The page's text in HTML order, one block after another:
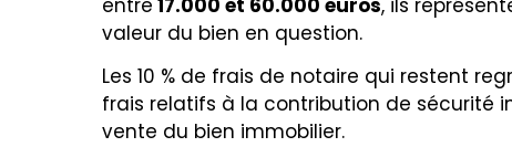
valeur du bien en question.
Les 10 % de frais de notaire qui restent
frais relatifs à la contribution de sécurité
vente du bien immobilier.